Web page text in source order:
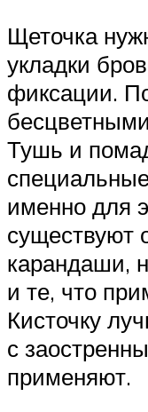
Щеточка
укладки
фиксации.
Тушь и
именно для
существуют
карандаши,
и те, что
Кисточку
с
применяют.